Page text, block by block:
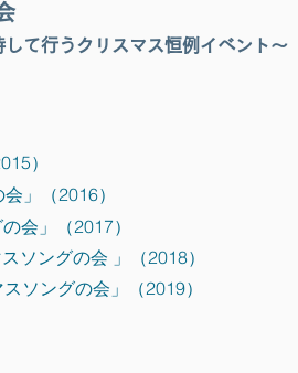
して行うクリスマス恒例 イベント〜
）
」（2016）
会」（2017）
ソングの会 」（2018）
ソングの会」（2019）